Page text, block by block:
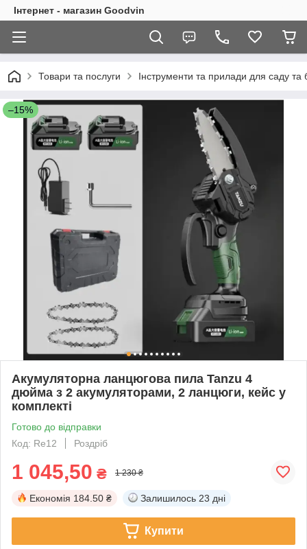
Інтернет - магазин Goodvin
Товари та послуги Інструменти та прилади для саду та
–15%
Акумуляторна ланцюгова пила Tanzu 4
дюйма з 2 акумуляторами, 2 ланцюги, кейс у
комплекті
Готово до відправки
Код: Re12
Роздріб
1 045,50 ₴ 1 230 ₴
Економія 184.50 ₴ Залишилось 23 дні
Купити